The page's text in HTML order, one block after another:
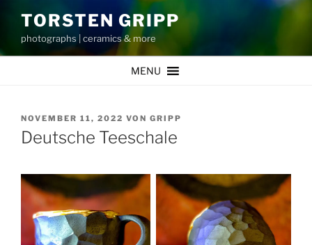
Inhalt
springen
TORSTEN GRIPP
photographs | ceramics & more
MENU
VERÖFFENTLICHT
AM
NOVEMBER 11, 2022 VON GRIPP
Deutsche Teeschale